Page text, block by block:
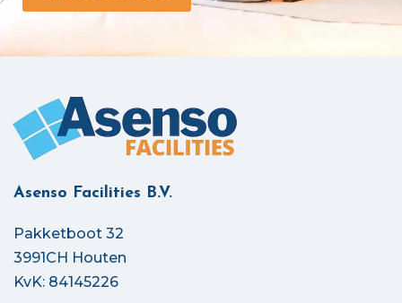
Asenso Facilities B.V.
Pakketboot 32
3991CH Houten
KvK: 84145226